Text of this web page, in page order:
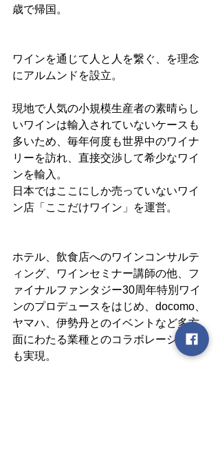
歳で帰国。
ワインを通じて人と人を繋ぐ、を理念
にアルムンドを設立。
現地で人気の小規模生産者の素晴らし
いワインは輸入されていないケースも
多いため、毎年何度も世界中のワイナ
リーを訪れ、直接交渉して希少なワイ
ンを輸入。
日本ではここにしか売っていないワイ
ン店「ここだけワイン」を運営。
ホテル、飲食店へのワインコンサルテ
ィング、ワインセミナー講師の他、フ
ァイナルファンタジー30周年特別ワイ
ンのプロデュースをはじめ、docomo、
ヤマハ、伊勢丹とのイベントなど多方
面にわたる業種とのコラボレーション
も実現。